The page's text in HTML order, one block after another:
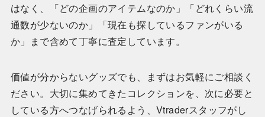
はなく、「どの企画のアイテムなのか」「どれくらい流
通数が少ないのか」「現在も探しているファンがいる
か」まで含めて丁寧に査定しています。
価値が分からないグッズでも、まずはお気軽にご相談く
ださい。大切に集めてきたコレクションを、次に必要と
している方へつなげられるよう、Vtraderスタッフがし